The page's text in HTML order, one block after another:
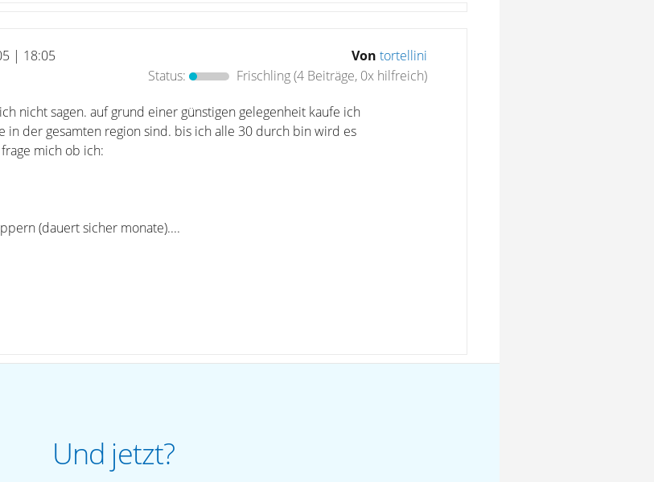
| 18:05 Von tortellini
Status:
Frischling(4 Beiträge, 0x hilfreich)
nicht sagen. auf grund einer günstigen gelegenheit kaufe ich
in der gesamten region sind. bis ich alle 30 durch bin wird es
mich ob ich:
(dauert sicher monate)....
Und jetzt?